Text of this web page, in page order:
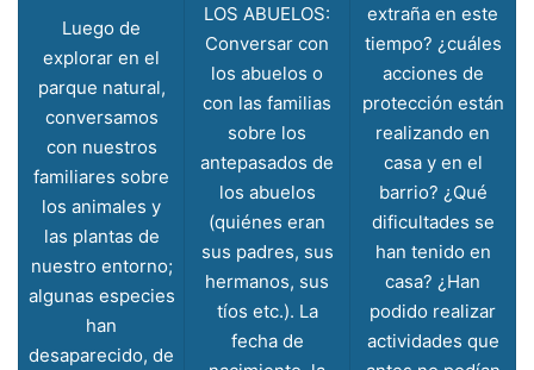
Luego de
explorar en el
parque natural,
conversamos
con nuestros
familiares sobre
los animales y
las plantas de
nuestro entorno;
algunas especies
han
desaparecido, de
LOS ABUELOS:
Conversar con
los abuelos o
con las familias
sobre los
antepasados de
los abuelos
(quiénes eran
sus padres, sus
hermanos, sus
tíos etc.). La
fecha de
extraña en este
tiempo? ¿cuáles
acciones de
protección están
realizando en
casa y en el
barrio? ¿Qué
dificultades se
han tenido en
casa? ¿Han
podido realizar
actividades que